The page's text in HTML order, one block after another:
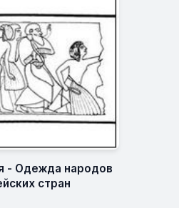
- Одежда народов
стран